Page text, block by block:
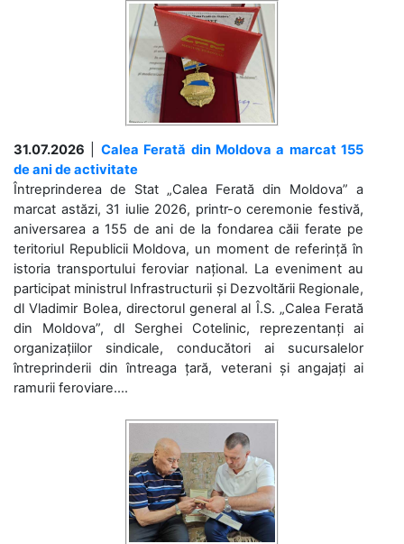
31.07.2026
Calea Ferată din Moldova a marcat 155
de ani de activitate
Întreprinderea de Stat „Calea Ferată din Moldova” a
marcat astăzi, 31 iulie 2026, printr-o ceremonie festivă,
aniversarea a 155 de ani de la fondarea căii ferate pe
teritoriul Republicii Moldova, un moment de referință în
istoria transportului feroviar național. La eveniment au
participat ministrul Infrastructurii și Dezvoltării Regionale,
dl Vladimir Bolea, directorul general al Î.S. „Calea Ferată
din Moldova”, dl Serghei Cotelinic, reprezentanți ai
organizațiilor sindicale, conducători ai sucursalelor
întreprinderii din întreaga țară, veterani și angajați ai
ramurii feroviare....